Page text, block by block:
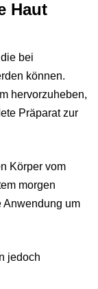
Haut
bei
können.
hervorzuheben,
Präparat zur
Körper vom
morgen
Anwendung um
jedoch